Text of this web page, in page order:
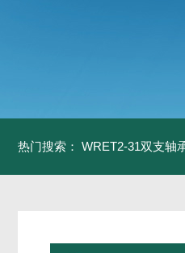
热门搜索： WRET2-31双支轴